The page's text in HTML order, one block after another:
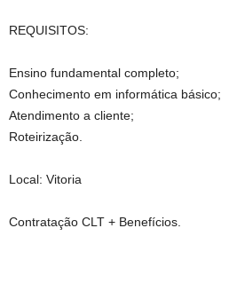
REQUISITOS:
Ensino fundamental completo;
Conhecimento em informática básico;
Atendimento a cliente;
Roteirização.
Local: Vitoria
Contratação CLT + Benefícios.